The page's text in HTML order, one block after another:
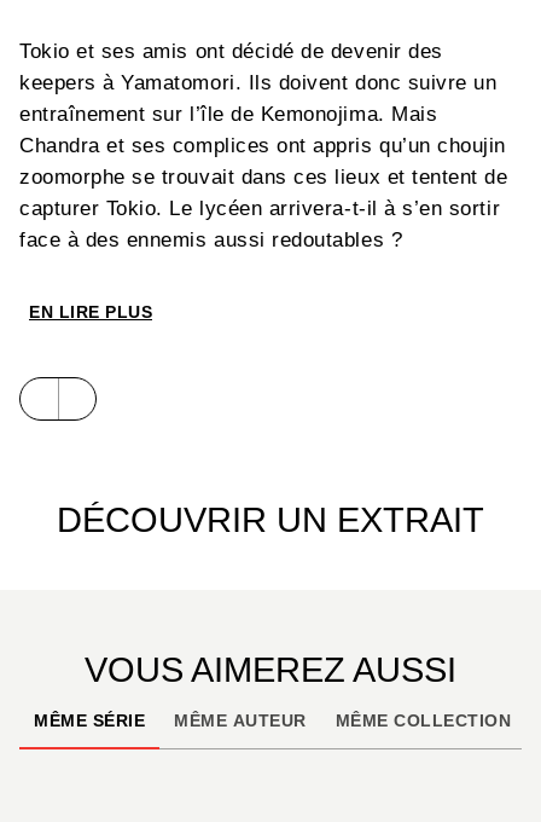
Tokio et ses amis ont décidé de devenir des
keepers à Yamatomori. Ils doivent donc suivre un
entraînement sur l’île de Kemonojima. Mais
Chandra et ses complices ont appris qu’un choujin
zoomorphe se trouvait dans ces lieux et tentent de
capturer Tokio. Le lycéen arrivera-t-il à s’en sortir
face à des ennemis aussi redoutables ?
EN LIRE PLUS
DÉCOUVRIR UN EXTRAIT
VOUS AIMEREZ AUSSI
MÊME SÉRIE MÊME AUTEUR MÊME COLLECTION